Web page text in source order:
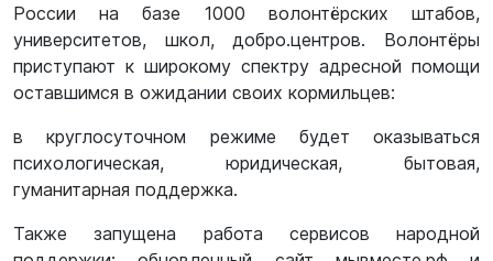
России на базе 1000 волонтёрских штабов,
университетов, школ, добро.центров. Волонтёры
приступают к широкому спектру адресной помощи
оставшимся в ожидании своих кормильцев:
в круглосуточном режиме будет оказываться
психологическая, юридическая, бытовая,
гуманитарная поддержка.
Также запущена работа сервисов народной